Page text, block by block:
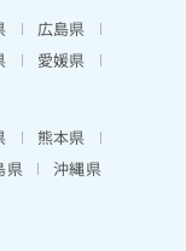
広島県
愛媛県
熊本県
県 沖縄県